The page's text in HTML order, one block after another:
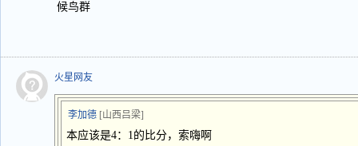
候鸟群
火星网友
李加德 [山西吕梁]
本应该是4：1的比分，索嗨啊